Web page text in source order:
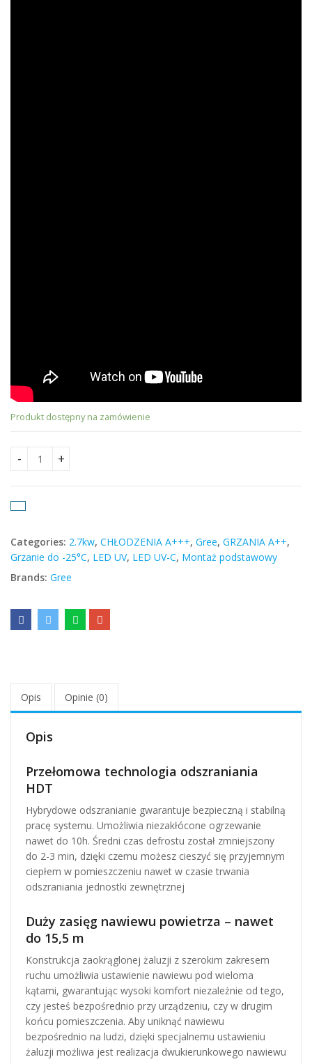
Produkt dostępny na zamówienie
Gree Airy Dark 2.7kW quantity
Categories: 2.7kw, CHŁODZENIA A+++, Gree, GRZANIA A++,
Grzanie do -25°C, LED UV, LED UV-C, Montaż podstawowy
Brands: Gree
Opis Opinie (0)
Opis
Przełomowa technologia odszraniania
HDT
Hybrydowe odszranianie gwarantuje bezpieczną i stabilną
pracę systemu. Umożliwia niezakłócone ogrzewanie
nawet do 10h. Średni czas defrostu został zmniejszony
do 2-3 min, dzięki czemu możesz cieszyć się przyjemnym
ciepłem w pomieszczeniu nawet w czasie trwania
odszraniania jednostki zewnętrznej
Duży zasięg nawiewu powietrza – nawet
do 15,5 m
Konstrukcja zaokrąglonej żaluzji z szerokim zakresem
ruchu umożliwia ustawienie nawiewu pod wieloma
kątami, gwarantując wysoki komfort niezależnie od tego,
czy jesteś bezpośrednio przy urządzeniu, czy w drugim
końcu pomieszczenia. Aby uniknąć nawiewu
bezpośrednio na ludzi, dzięki specjalnemu ustawieniu
żaluzji możliwa jest realizacja dwukierunkowego nawiewu